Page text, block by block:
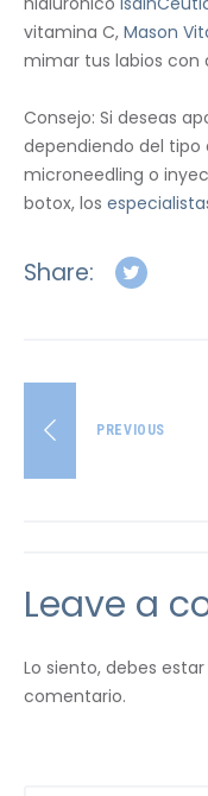
vitamina C, Mason
mimar tus labios con
Consejo: Si deseas
dependiendo del tipo
microneedling o
botox, los
Share:
PREVIOUS
Leave a
Lo siento, debes estar
comentario.